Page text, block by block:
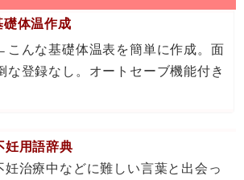
礎体温作成
こんな基礎体温表を簡単に作成。面
な登録なし。オートセーブ機能付き
妊用語辞典
妊治療中などに難しい言葉と出会っ